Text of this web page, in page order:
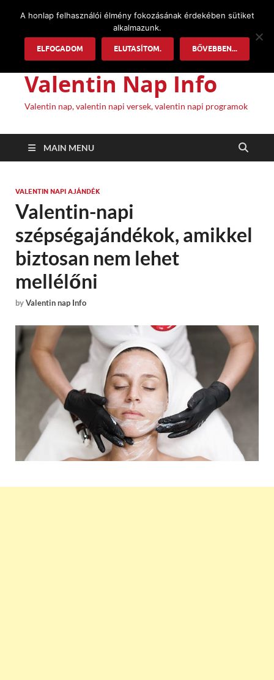
Valentin Nap Info
Valentin nap, valentin napi versek, valentin napi programok
MAIN MENU
VALENTIN NAPI AJÁNDÉK
Valentin-napi
szépségajándékok, amikkel
biztosan nem lehet
mellélőni
byValentin nap Info
A honlap felhasználói élmény fokozásának érdekében sütiket
alkalmazunk.
ELFOGADOM ELUTASÍTOM. BŐVEBBEN...